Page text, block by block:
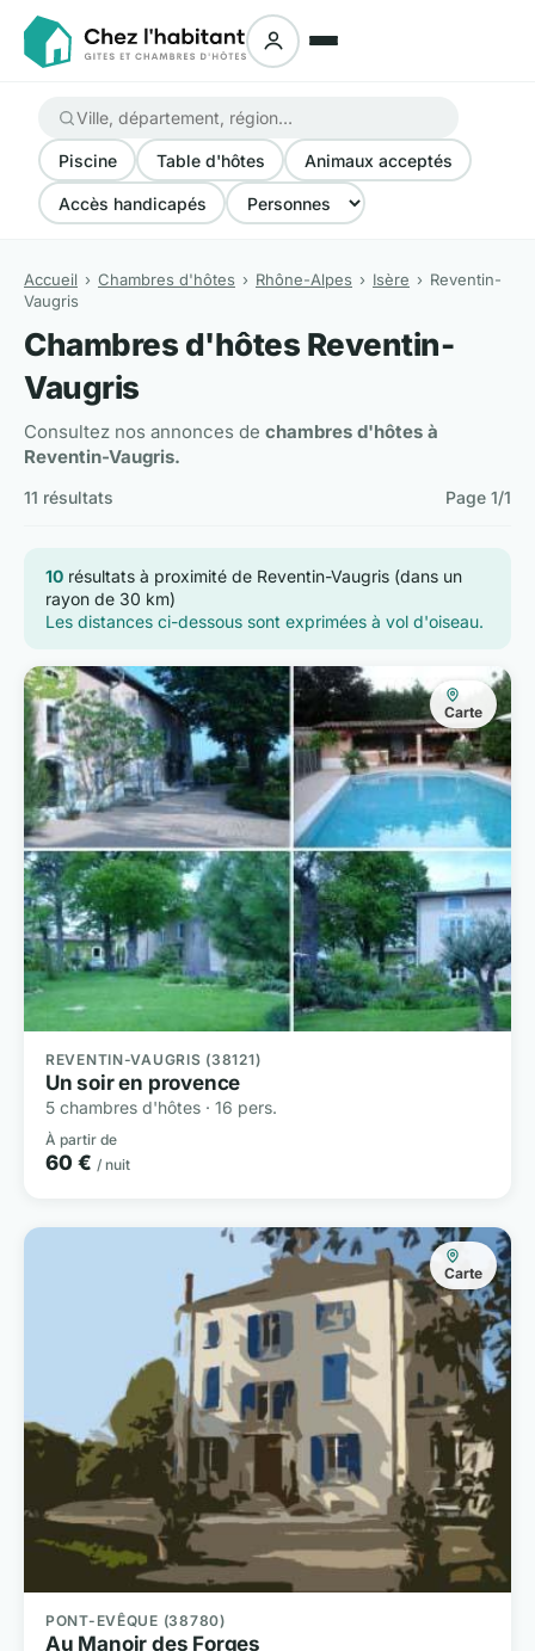
Piscine Table d'hôtes Animaux acceptés
Accès handicapés
Accueil Chambres d'hôtes Rhône-Alpes Isère
Reventin-
Vaugris
Chambres d'hôtes Reventin-
Vaugris
Consultez nos annonces de chambres d'hôtes à
Reventin-Vaugris.
11 résultats Page 1/1
10 résultats à proximité de Reventin-Vaugris (dans un
rayon de 30 km)
Les distances ci-dessous sont exprimées à vol d'oiseau.
Carte
REVENTIN-VAUGRIS (38121)
Un soir en provence
5 chambres d'hôtes · 16 pers.
À partir de
60 € / nuit
Carte
PONT-EVÊQUE (38780)
Au Manoir des Forges